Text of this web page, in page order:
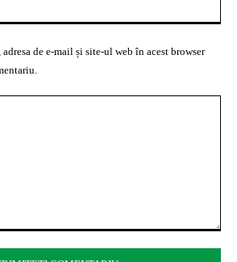
de e-mail și site-ul web în acest browser